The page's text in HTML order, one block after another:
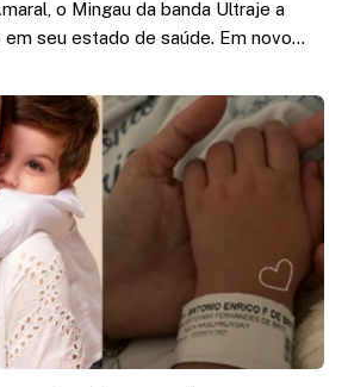
o Mingau da banda Ultraje a
em seu estado de saúde. Em novo…